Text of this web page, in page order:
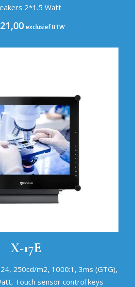
2*1.5 Watt
exclusief BTW
X-17E
250cd/m2, 1000:1, 3ms (GTG),
Touch sensor control keys